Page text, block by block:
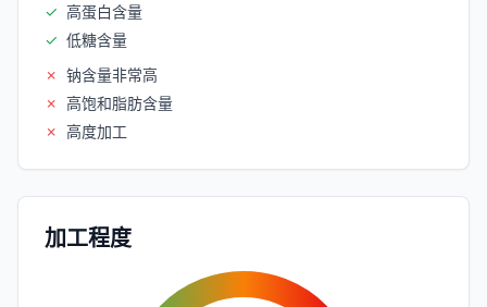
✓ 高蛋白含量
✓ 低糖含量
✗ 钠含量非常高
✗ 高饱和脂肪含量
✗ 高度加工
加工程度